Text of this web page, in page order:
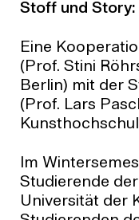
Stoff und Story:
Eine
(Prof. Stini
Berlin) mit der
(Prof. Lars
Im
Studierende
Universität der